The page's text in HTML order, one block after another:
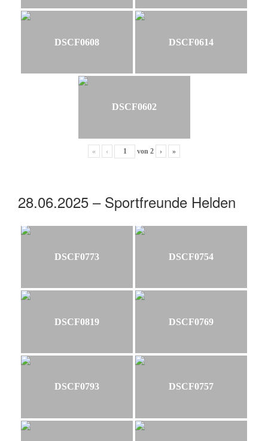
DSCF0608 DSCF0614
DSCF0602
« ‹ von 2 › »
28.06.2025 – Sportfreunde Helden
DSCF0773 DSCF0754
DSCF0819 DSCF0769
DSCF0793 DSCF0757